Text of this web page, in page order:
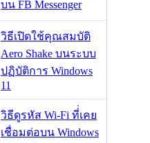
บน FB Messenger
วิธีเปิดใช้คุณสมบัติ
Aero Shake บนระบบ
ปฏิบัติการ Windows
11
วิธีดูรหัส Wi-Fi ที่่เคย
เชื่อมต่อบน Windows